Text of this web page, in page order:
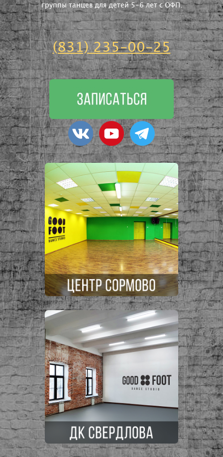
группы танцев для детей 5-6 лет с ОФП.
(831) 235-00-25